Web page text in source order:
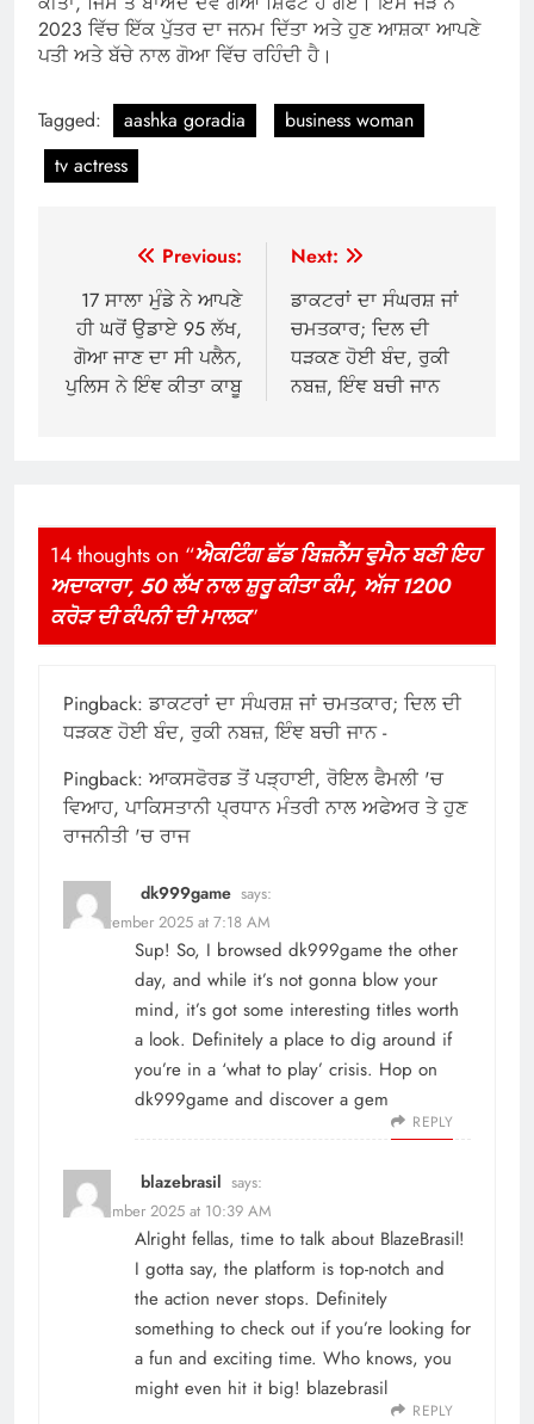
2023 ਵਿੱਚ ਇੱਕ ਪੁੱਤਰ ਦਾ ਜਨਮ ਦਿੱਤਾ ਅਤੇ ਹੁਣ ਆਸ਼ਕਾ ਆਪਣੇ
ਪਤੀ ਅਤੇ ਬੱਚੇ ਨਾਲ ਗੋਆ ਵਿੱਚ ਰਹਿੰਦੀ ਹੈ।
Tagged: aashka goradia
business woman
tv actress
navigation
Previous:
17 ਸਾਲਾ ਮੁੰਡੇ ਨੇ ਆਪਣੇ
ਹੀ ਘਰੋਂ ਉਡਾਏ 95 ਲੱਖ,
ਗੋਆ ਜਾਣ ਦਾ ਸੀ ਪਲੈਨ,
ਪੁਲਿਸ ਨੇ ਇੰਞ ਕੀਤਾ ਕਾਬੂ
Next:
ਡਾਕਟਰਾਂ ਦਾ ਸੰਘਰਸ਼ ਜਾਂ
ਚਮਤਕਾਰ; ਦਿਲ ਦੀ
ਧੜਕਣ ਹੋਈ ਬੰਦ, ਰੁਕੀ
ਨਬਜ਼, ਇੰਞ ਬਚੀ ਜਾਨ
14 thoughts on “ਐਕਟਿੰਗ ਛੱਡ ਬਿਜ਼ਨੈੱਸ ਵੁਮੈਨ ਬਣੀ ਇਹ
ਅਦਾਕਾਰਾ, 50 ਲੱਖ ਨਾਲ ਸ਼ੁਰੂ ਕੀਤਾ ਕੰਮ, ਅੱਜ 1200
ਕਰੋੜ ਦੀ ਕੰਪਨੀ ਦੀ ਮਾਲਕ”
Pingback: ਡਾਕਟਰਾਂ ਦਾ ਸੰਘਰਸ਼ ਜਾਂ ਚਮਤਕਾਰ; ਦਿਲ ਦੀ
ਧੜਕਣ ਹੋਈ ਬੰਦ, ਰੁਕੀ ਨਬਜ਼, ਇੰਞ ਬਚੀ ਜਾਨ -
Pingback: ਆਕਸਫੋਰਡ ਤੋਂ ਪੜ੍ਹਾਈ, ਰੋਇਲ ਫੈਮਲੀ 'ਚ
ਵਿਆਹ, ਪਾਕਿਸਤਾਨੀ ਪ੍ਰਧਾਨ ਮੰਤਰੀ ਨਾਲ ਅਫੇਅਰ ਤੇ ਹੁਣ
ਰਾਜਨੀਤੀ 'ਚ ਰਾਜ
dk999game says:
29 November 2025 at 7:18 AM
Sup! So, I browsed dk999game the other
day, and while it’s not gonna blow your
mind, it’s got some interesting titles worth
a look. Definitely a place to dig around if
you’re in a ‘what to play’ crisis. Hop on
dk999game and discover a gem
REPLY
blazebrasil says:
4 December 2025 at 10:39 AM
Alright fellas, time to talk about BlazeBrasil!
I gotta say, the platform is top-notch and
the action never stops. Definitely
something to check out if you’re looking for
a fun and exciting time. Who knows, you
might even hit it big! blazebrasil
REPLY